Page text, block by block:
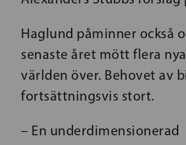
Haglund påminner också
senaste året mött flera
världen över. Behovet av
fortsättningsvis stort.
– En underdimensionerad